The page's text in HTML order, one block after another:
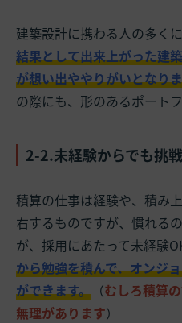
建築設計に携わる人の多く
結果として出来上がった建
が想い出ややりがいとなり
の際にも、形のあるポート
2-2.未経験からでも挑
積算の仕事は経験や、積み
右するものですが、慣れる
が、採用にあたって未経験
から勉強を積んで、オンジ
ができます。 （むしろ積算
無理があります）